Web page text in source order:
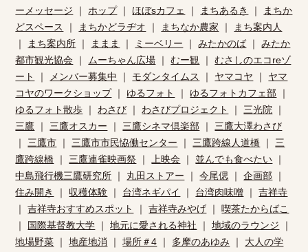
ーメッセージ ｜ ホップ｜ほぼsカフェ ｜ まちあるき ｜
まちか
どスペース
｜ まちかどラヂオ ｜ まちなか農家 ｜
まち案内人
｜
まち案内所 ｜ ままま ｜ ミーベリー ｜みたかのば ｜みたか
都市観光協会 ｜ ムーちゃん広場 ｜むー観 ｜むさしのエコreゾ
ート
｜ メンバー募集中 ｜ モダンタイムス ｜ ヤマコヤ ｜ ヤマ
コヤのワークショップ｜ ゆるフォト ｜ ゆるフォトカフェ部 ｜
ゆるフォト散歩 ｜ わさび ｜ わさびプロジェクト ｜ 三光院 ｜
三鷹 ｜ 三鷹オスカー ｜ 三鷹シネマ倶楽部 ｜ 三鷹大澤わさび
｜ 三鷹市 ｜ 三鷹市市民恊働センター ｜ 三鷹跨線人道橋 ｜ 三
鷹跨線橋 ｜ 三鷹連雀映画祭 ｜ 上映会 ｜ 並んでも食べたい ｜
中島飛行機三鷹研究所 ｜ 丸田ストアー ｜今尾偲 ｜企画部 ｜
住み開き
｜ 収穫体験 ｜ 台湾ネギパイ ｜ 台湾肉味噌 ｜吉祥寺
｜吉祥寺おすすめスポット ｜吉祥寺みやげ ｜喫茶たからばこ
｜
国際基督教大学 ｜地元に愛される神社 ｜地域のラウンジ ｜
地場野菜 ｜地産地消 ｜場所＃4 ｜ 多摩のあゆみ ｜ 大人の学